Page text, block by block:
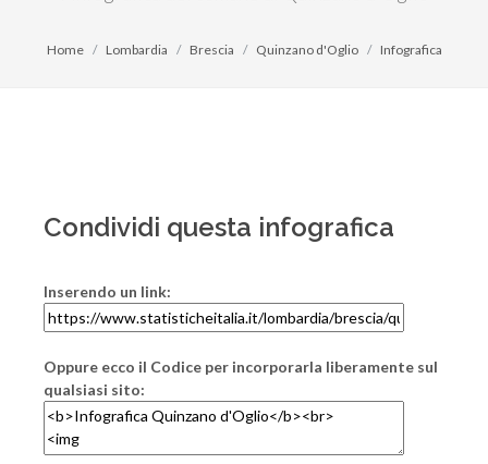
Home Lombardia Brescia Quinzano d'Oglio Infografica
Condividi questa infografica
Inserendo un link:
Oppure ecco il Codice per incorporarla liberamente sul
qualsiasi sito: